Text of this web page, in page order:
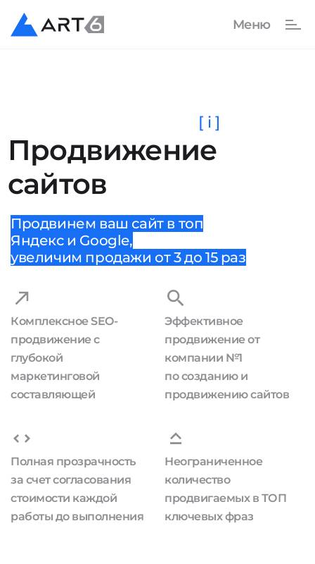
Продвижение
сайтов
[ i ]
Продвинем ваш сайт в топ
Яндекс и Google,
увеличим продажи от 3 до 15 раз
Комплексное SEO-
продвижение с
глубокой
маркетинговой
составляющей
Эффективное
продвижение от
компании №1
по созданию и
продвижению сайтов
Полная прозрачность
за счет согласования
стоимости каждой
работы до выполнения
Неограниченное
количество
продвигаемых в ТОП
ключевых фраз